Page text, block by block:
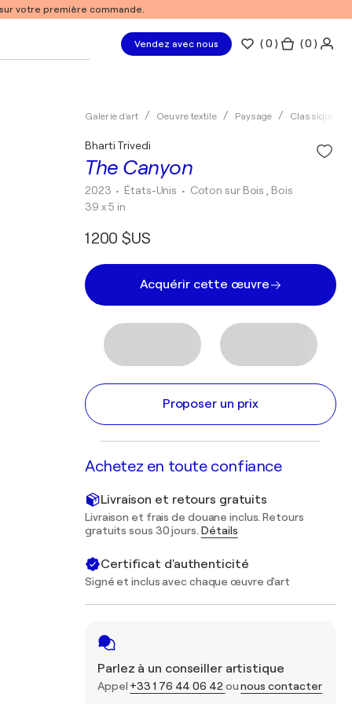
votre première commande.
Vendez avec nous (0 ) ( 0 )
Galerie d'art Oeuvre textile Paysage Classique
The Canyon
Bharti Trivedi
2023 • États-Unis • Coton sur Bois , Bois
39 x 5 in
1 200 $US
Acquérir cette œuvre
Proposer un prix
Achetez en toute confiance
Livraison et retours gratuits
Livraison et frais de douane inclus. Retours
gratuits sous 30 jours. Détails
Certificat d'authenticité
Signé et inclus avec chaque œuvre d'art
Parlez à un conseiller artistique
Appel +33 1 76 44 06 42 ounous contacter